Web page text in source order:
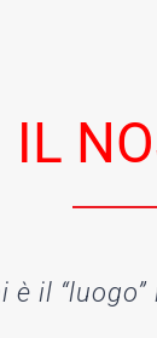
IL
è il